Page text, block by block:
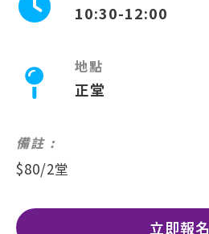
10:30-12:00
地點
正堂
備註 :
$80/2堂
立即報名